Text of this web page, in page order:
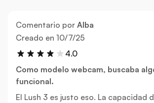
Comentario por Alba
Creado en 10 de julio de 2025
10/7/25
4.0
Como modelo webcam, buscaba
funcional.
El Lush 3 es justo eso. La capacidad